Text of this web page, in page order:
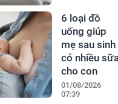
6 loại đồ
uống giúp
mẹ sau sinh
có nhiều
cho con
01/08/2026
07:39